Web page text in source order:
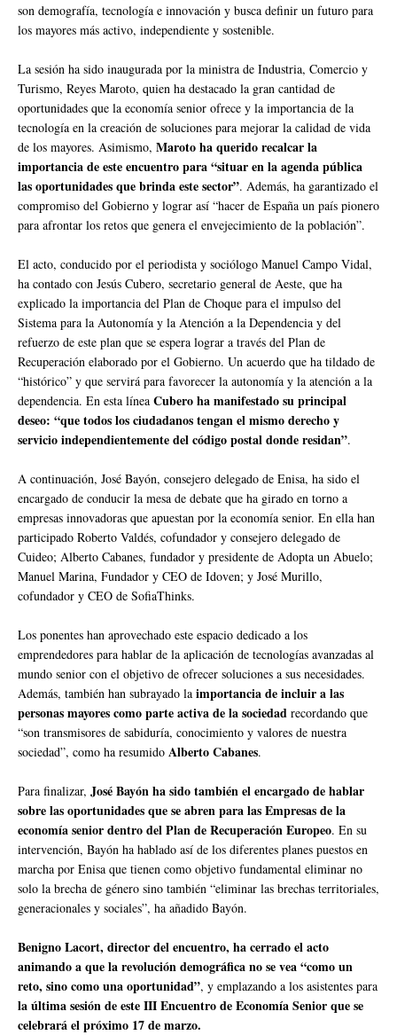
son demografía, tecnología e innovación y busca definir un futuro para
los mayores más activo, independiente y sostenible.
La sesión ha sido inaugurada por la ministra de Industria, Comercio y
Turismo, Reyes Maroto, quien ha destacado la gran cantidad de
oportunidades que la economía senior ofrece y la importancia de la
tecnología en la creación de soluciones para mejorar la calidad de vida
de los mayores. Asimismo, Maroto ha querido recalcar la
importancia de este encuentro para “situar en la agenda pública
las oportunidades que brinda este sector”. Además, ha garantizado el
compromiso del Gobierno y lograr así “hacer de España un país pionero
para afrontar los retos que genera el envejecimiento de la población”.
El acto, conducido por el periodista y sociólogo Manuel Campo Vidal,
ha contado con Jesús Cubero, secretario general de Aeste, que ha
explicado la importancia del Plan de Choque para el impulso del
Sistema para la Autonomía y la Atención a la Dependencia y del
refuerzo de este plan que se espera lograr a través del Plan de
Recuperación elaborado por el Gobierno. Un acuerdo que ha tildado de
“histórico” y que servirá para favorecer la autonomía y la atención a la
dependencia. En esta línea Cubero ha manifestado su principal
deseo: “que todos los ciudadanos tengan el mismo derecho y
servicio independientemente del código postal donde residan”.
A continuación, José Bayón, consejero delegado de Enisa, ha sido el
encargado de conducir la mesa de debate que ha girado en torno a
empresas innovadoras que apuestan por la economía senior. En ella han
participado Roberto Valdés, cofundador y consejero delegado de
Cuideo; Alberto Cabanes, fundador y presidente de Adopta un Abuelo;
Manuel Marina, Fundador y CEO de Idoven; y José Murillo,
cofundador y CEO de SofiaThinks.
Los ponentes han aprovechado este espacio dedicado a los
emprendedores para hablar de la aplicación de tecnologías avanzadas al
mundo senior con el objetivo de ofrecer soluciones a sus necesidades.
Además, también han subrayado la importancia de incluir a las
personas mayores como parte activa de la sociedad recordando que
“son transmisores de sabiduría, conocimiento y valores de nuestra
sociedad”, como ha resumido Alberto Cabanes.
Para finalizar, José Bayón ha sido también el encargado de hablar
sobre las oportunidades que se abren para las Empresas de la
economía senior dentro del Plan de Recuperación Europeo. En su
intervención, Bayón ha hablado así de los diferentes planes puestos en
marcha por Enisa que tienen como objetivo fundamental eliminar no
solo la brecha de género sino también “eliminar las brechas territoriales,
generacionales y sociales”, ha añadido Bayón.
Benigno Lacort, director del encuentro, ha cerrado el acto
animando a que la revolución demográfica no se vea “como un
reto, sino como una oportunidad”, y emplazando a los asistentes para
la última sesión de este III Encuentro de Economía Senior que se
celebrará el próximo 17 de marzo.